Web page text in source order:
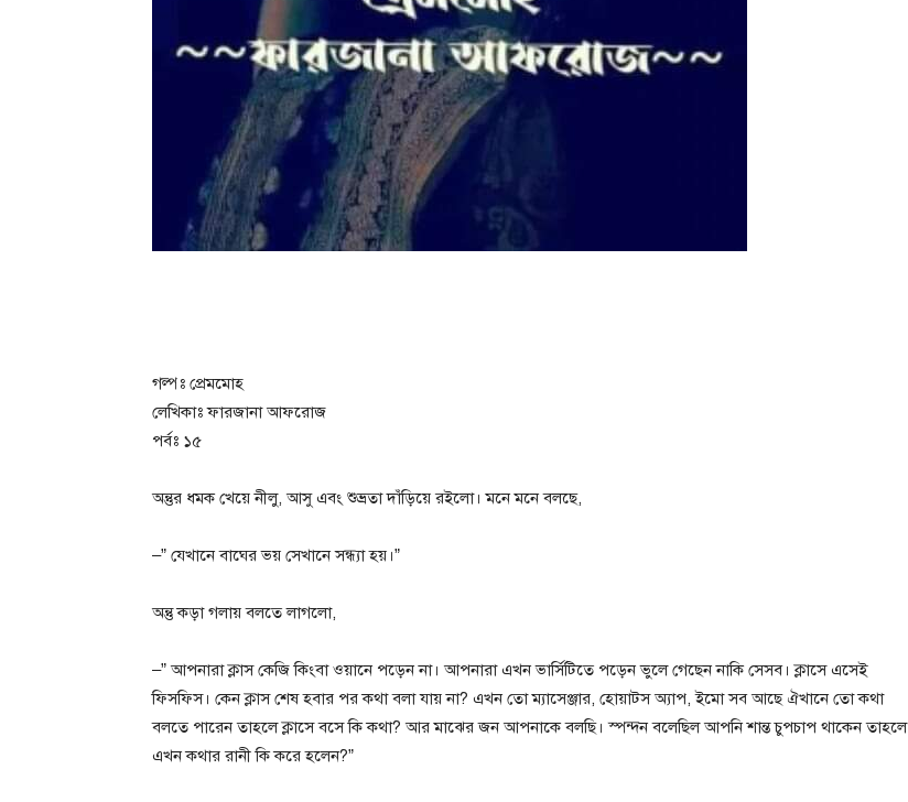
গল্পঃ প্রেমমোহ
লেখিকাঃ ফারজানা আফরোজ
পর্বঃ ১৫
অন্তুর ধমক খেয়ে নীলু, আসু এবং শুভ্রতা দাঁড়িয়ে রইলো। মনে মনে বলছে,
–” যেখানে বাঘের ভয় সেখানে সন্ধ্যা হয়।”
অন্তু কড়া গলায় বলতে লাগলো,
–” আপনারা ক্লাস কেজি কিংবা ওয়ানে পড়েন না। আপনারা এখন ভার্সিটিতে পড়েন ভুলে গেছেন নাকি সেসব। ক্লাসে এসেই
ফিসফিস। কেন ক্লাস শেষ হবার পর কথা বলা যায় না? এখন তো ম্যাসেঞ্জার, হোয়াটস অ্যাপ, ইমো সব আছে ঐখানে তো কথা
বলতে পারেন তাহলে ক্লাসে বসে কি কথা? আর মাঝের জন আপনাকে বলছি। স্পন্দন বলেছিল আপনি শান্ত চুপচাপ থাকেন তাহলে
এখন কথার রানী কি করে হলেন?”